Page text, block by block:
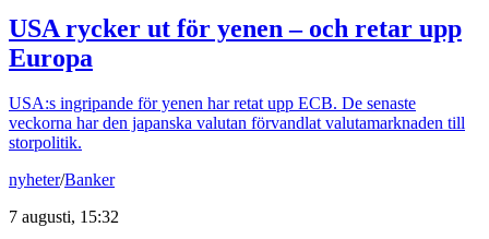
USA rycker ut för yenen – och retar upp
Europa
USA:s ingripande för yenen har retat upp ECB. De senaste
veckorna har den japanska valutan förvandlat valutamarknaden till
storpolitik.
nyheter/Banker
7 augusti, 15:32